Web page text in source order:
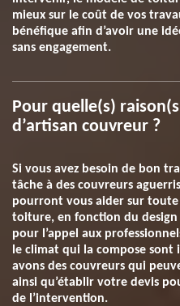
mieux sur le coût de vos
bénéfique afin d’avoir une
sans engagement.
Pour quelle(s)
d’artisan couvreur ?
Si vous avez besoin de bon
tâche à des couvreurs
pourront vous aider sur
toiture, en fonction du
pour l’appel aux
le climat qui la compose
avons des couvreurs qui
ainsi qu’établir votre devis
de l’intervention.